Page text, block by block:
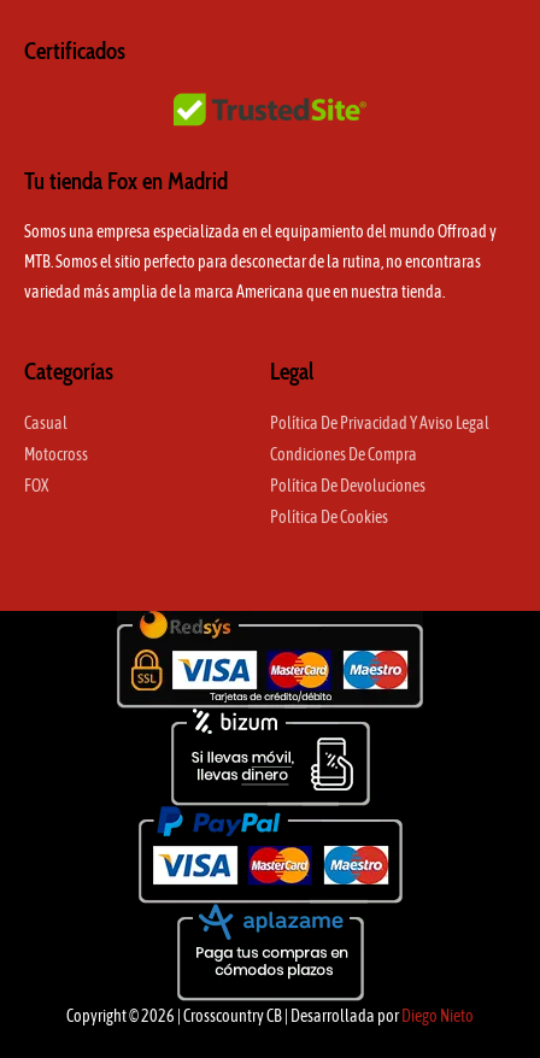
Certificados
Tu tienda Fox en Madrid
Somos una empresa especializada en el equipamiento del mundo Offroad y
MTB. Somos el sitio perfecto para desconectar de la rutina, no encontraras
variedad más amplia de la marca Americana que en nuestra tienda.
Categorías
Casual
Motocross
FOX
Legal
Política De Privacidad Y Aviso Legal
Condiciones De Compra
Política De Devoluciones
Política De Cookies
Copyright © 2026 | Crosscountry CB | Desarrollada porDiego Nieto